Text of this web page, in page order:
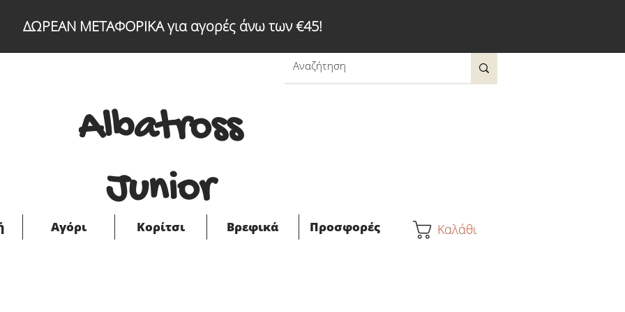
ΔΩΡΕΑΝ ΜΕΤΑΦΟΡΙΚΑ για αγορές άνω των €45!
Albatross
Junior
Αγόρι Κορίτσι Βρεφικά Προσφορές Καλάθι